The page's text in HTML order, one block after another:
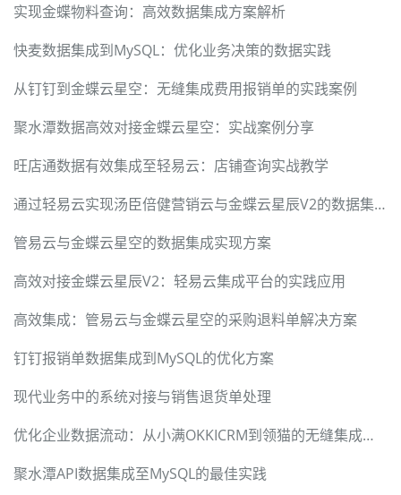
实现金蝶物料查询：高效数据集成方案解析
快麦数据集成到MySQL：优化业务决策的数据实践
从钉钉到金蝶云星空：无缝集成费用报销单的实践案例
聚水潭数据高效对接金蝶云星空：实战案例分享
旺店通数据有效集成至轻易云：店铺查询实战教学
通过轻易云实现汤臣倍健营销云与金蝶云星辰V2的数据集成
管易云与金蝶云星空的数据集成实现方案
高效对接金蝶云星辰V2：轻易云集成平台的实践应用
高效集成：管易云与金蝶云星空的采购退料单解决方案
钉钉报销单数据集成到MySQL的优化方案
现代业务中的系统对接与销售退货单处理
优化企业数据流动：从小满OKKICRM到领猫的无缝集成方案
聚水潭API数据集成至MySQL的最佳实践